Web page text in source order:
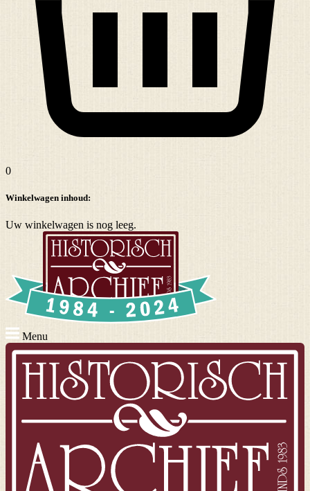
0
Winkelwagen inhoud:
Uw winkelwagen is nog leeg.
Menu